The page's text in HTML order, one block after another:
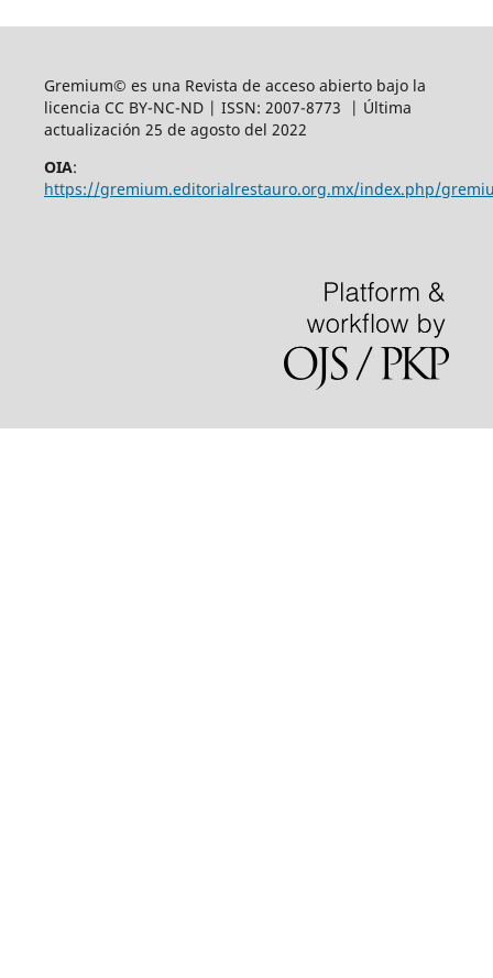
Gremium© es una Revista de acceso abierto bajo la
licencia CC BY-NC-ND | ISSN: 2007-8773 | Última
actualización 25 de agosto del 2022
OIA:
https://gremium.editorialrestauro.org.mx/index.php/